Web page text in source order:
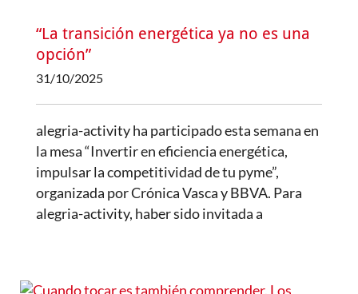
“La transición energética ya no es una
opción”
31/10/2025
alegria-activity ha participado esta semana en
la mesa “Invertir en eficiencia energética,
impulsar la competitividad de tu pyme”,
organizada por Crónica Vasca y BBVA. Para
alegria-activity, haber sido invitada a